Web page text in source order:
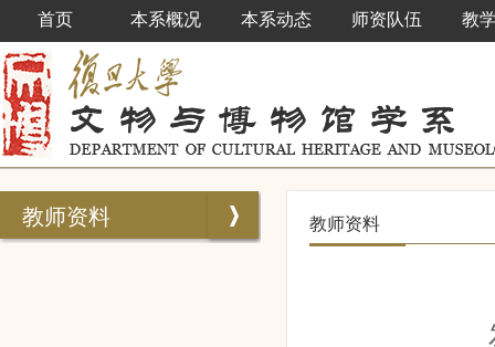
首页 本系概况 本系动态 师资队伍 教
教师资料 教师资料